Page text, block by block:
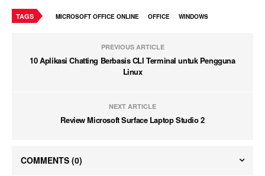
TAGS MICROSOFT OFFICE ONLINE OFFICE WINDOWS
PREVIOUS ARTICLE
10 Aplikasi Chatting Berbasis CLI Terminal untuk Pengguna
Linux
NEXT ARTICLE
Review Microsoft Surface Laptop Studio 2
COMMENTS (0)